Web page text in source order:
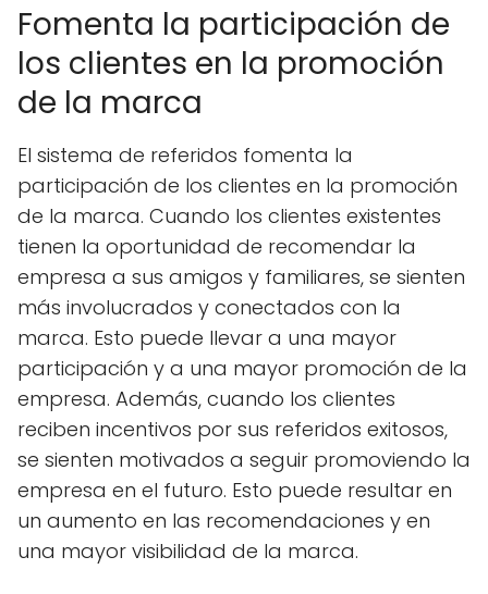
Fomenta la participación de
los clientes en la promoción
de la marca
El sistema de referidos fomenta la
participación de los clientes en la promoción
de la marca. Cuando los clientes existentes
tienen la oportunidad de recomendar la
empresa a sus amigos y familiares, se sienten
más involucrados y conectados con la
marca. Esto puede llevar a una mayor
participación y a una mayor promoción de la
empresa. Además, cuando los clientes
reciben incentivos por sus referidos exitosos,
se sienten motivados a seguir promoviendo la
empresa en el futuro. Esto puede resultar en
un aumento en las recomendaciones y en
una mayor visibilidad de la marca.